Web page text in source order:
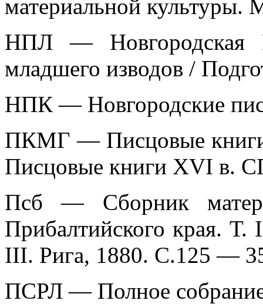
материальной культуры.
НПЛ — Новгородская
младшего изводов /
НПК — Новгородские
ПКМГ — Писцовые книги
Писцовые книги XVI в.
Псб — Сборник
Прибалтийского края.
III. Рига, 1880. С.125 —
ПСРЛ — Полное собрание